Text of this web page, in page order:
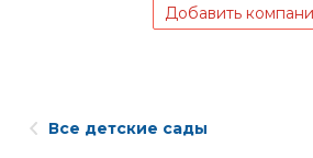
Добавить
Все детские сады